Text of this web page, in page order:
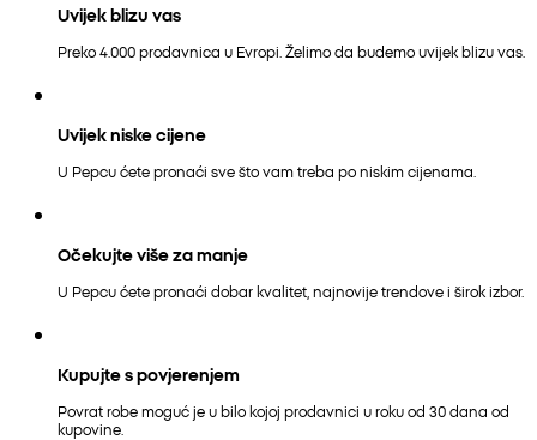
Uvijek blizu vas
Preko 4.000 prodavnica u Evropi. Želimo da budemo uvijek blizu vas.
Uvijek niske cijene
U Pepcu ćete pronaći sve što vam treba po niskim cijenama.
Očekujte više za manje
U Pepcu ćete pronaći dobar kvalitet, najnovije trendove i širok izbor.
Kupujte s povjerenjem
Povrat robe moguć je u bilo kojoj prodavnici u roku od 30 dana od
kupovine.